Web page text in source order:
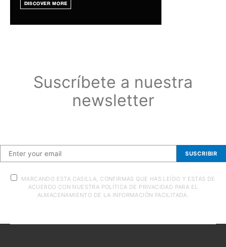
Suscríbete a nuestra
newsletter
SUSCRIBIR
MARCANDO ESTA CASILLA, CONFIRMAS QUE HAS LEÍDO Y ESTAS DE
ACUERDO CON NUESTRA POLÍTICA DE PRIVACIDAD PARA EL
ALMACENAMIENTO DE LA INFORMACIÓN FACILITADA.